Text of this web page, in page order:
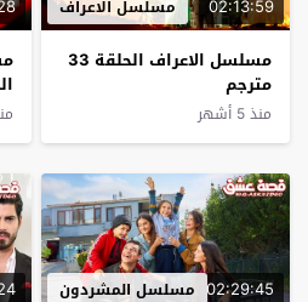
02:13:59 مسلسل الاعراف
مسلسل الاعراف الحلقة 33
مترجم
منذ 5 أشهر
02:29:45 مسلسل المشردون